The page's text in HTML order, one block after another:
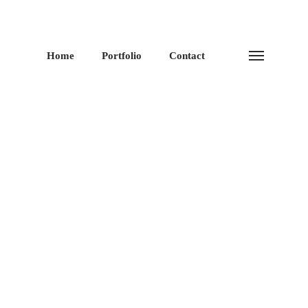
Home Portfolio Contact